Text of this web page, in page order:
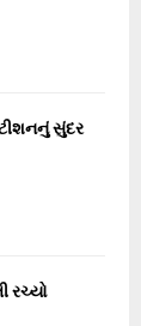
સુંદર
રચ્યો